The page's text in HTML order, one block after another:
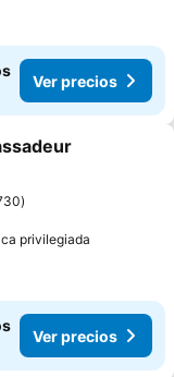
Ver precios
privilegiada
Ver precios